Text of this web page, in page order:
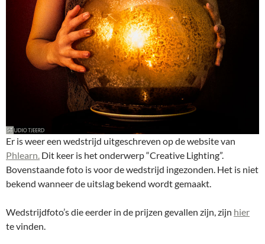
Er is weer een wedstrijd uitgeschreven op de website van
Phlearn. Dit keer is het onderwerp “Creative Lighting”.
Bovenstaande foto is voor de wedstrijd ingezonden. Het is niet
bekend wanneer de uitslag bekend wordt gemaakt.
Wedstrijdfoto’s die eerder in de prijzen gevallen zijn, zijn hier
te vinden.